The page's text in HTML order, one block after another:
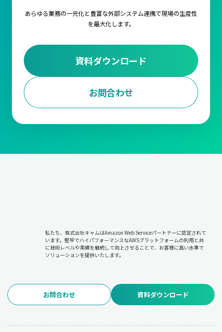
あらゆる業務の一元化と豊富な外部システム連携で現場の生産性
を最大化します。
資料ダウンロード
お問合わせ
私たち、株式会社キャムはAmazon Web Serviceパートナーに認定されて
います。堅牢でハイパフォーマンスなAWSプラットフォームの利用と共
に技術レベルや実績を継続して向上させることで、お客様に高い水準で
ソリューションを提供いたします。
お問合わせ 資料ダウンロード